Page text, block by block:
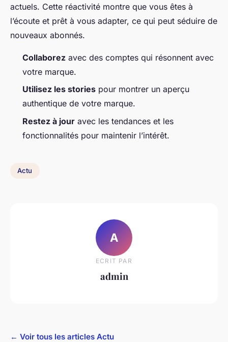
actuels. Cette réactivité montre que vous êtes à
l’écoute et prêt à vous adapter, ce qui peut séduire de
nouveaux abonnés.
Collaborez avec des comptes qui résonnent avec
votre marque.
Utilisez les stories pour montrer un aperçu
authentique de votre marque.
Restez à jour avec les tendances et les
fonctionnalités pour maintenir l’intérêt.
Actu
A
ECRIT PAR
admin
← Voir tous les articles Actu